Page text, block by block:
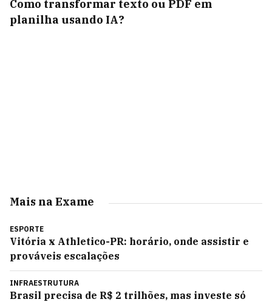
Como transformar texto ou PDF em
planilha usando IA?
Mais na Exame
ESPORTE
Vitória x Athletico-PR: horário, onde assistir e
prováveis escalações
INFRAESTRUTURA
Brasil precisa de R$ 2 trilhões, mas investe só